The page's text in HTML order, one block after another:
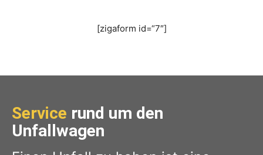
[zigaform id=“7″]
Service rund um den
Unfallwagen